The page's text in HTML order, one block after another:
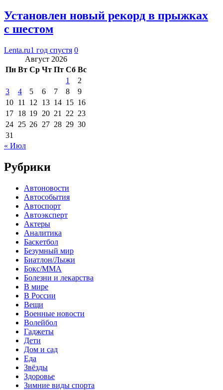
Установлен новый рекорд в прыжках
с шестом
Lenta.ru1 год спустя 0
Август 2026
Пн Вт Ср Чт Пт Сб Вс
1
2
3
4 5 6 7 8
9
10 11 12 13 14 15 16
17 18 19 20 21 22 23
24 25 26 27 28 29 30
31
« Июл
Рубрики
Автоновости
Автособытия
Автоспорт
Автоэксперт
Актеры
Аналитика
Баскетбол
Безумный мир
Биатлон/Лыжи
Бокс/MMA
Болезни и лекарства
В мире
В России
Вещи
Военные новости
Волейбол
Гаджеты
Дети
Дом и сад
Еда
Звёзды
Здоровье
Зимние виды спорта